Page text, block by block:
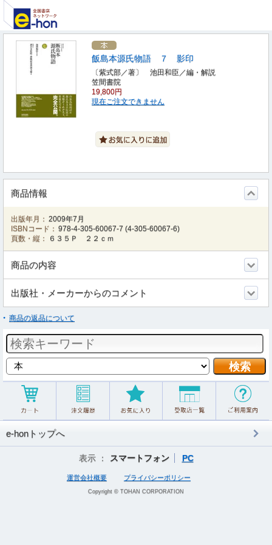
飯島本源氏物語 ７ 影印
〔紫式部／著〕 池田和臣／編・解説
笠間書院
19,800円
現在ご注文できません
商品情報
出版年月： 2009年7月
ISBNコード： 978-4-305-60067-7 (4-305-60067-6)
頁数・縦：
６３５Ｐ ２２ｃｍ
商品の内容
出版社・メーカーからのコメント
商品の返品について
e-honトップへ
表示 ： スマートフォン PC
運営会社概要 プライバシーポリシー
Copyright © TOHAN CORPORATION